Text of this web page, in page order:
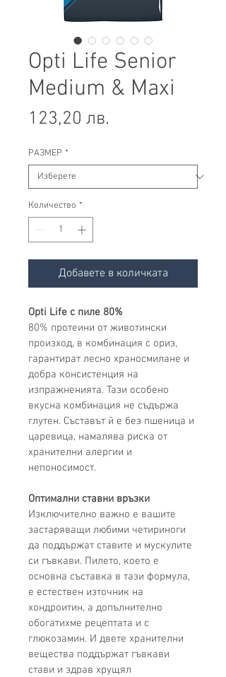
Opti Life Senior
Medium & Maxi
123,20 лв.
РАЗМЕР *
Количество *
Добавете в количката
Opti Life с пиле 80%
80% протеини от животински
произход, в комбинация с ориз,
гарантират лесно храносмилане и
добра консистенция на
изпражненията. Тази особено
вкусна комбинация не съдържа
глутен. Съставът й е без пшеница и
царевица, намалява риска от
хранителни алергии и
непоносимост.
Оптимални ставни връзки
Изключително важно е вашите
застаряващи любими четириноги
да поддържат ставите и мускулите
си гъвкави. Пилето, което е
основна съставка в тази формула,
е естествен източник на
хондроитин, а допълнително
обогатихме рецептата и с
глюкозамин. И двете хранителни
вещества поддържат гъвкави
стави и здрав хрущял